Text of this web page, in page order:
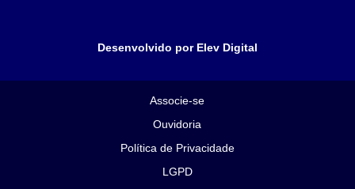
Desenvolvido por Elev Digital
Associe-se
Ouvidoria
Política de Privacidade
LGPD